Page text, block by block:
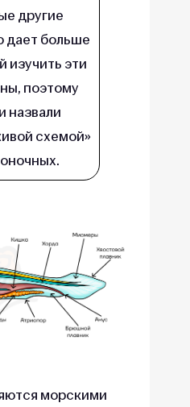
другие
дает больше
изучить эти
поэтому
назвали
схемой»
морскими